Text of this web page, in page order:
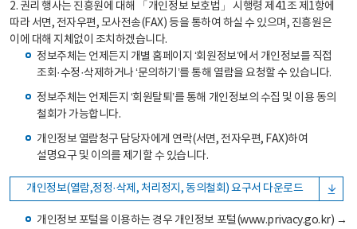
2. 권리 행사는 진흥원에 대해 「개인정보 보호법」 시행령 제41조 제1항에
따라 서면, 전자우편, 모사전송(FAX) 등을 통하여 하실 수 있으며, 진흥원은
이에 대해 지체없이 조치하겠습니다.
정보주체는 언제든지 개별 홈페이지 ‘회원정보’에서 개인정보를 직접
조회·수정·삭제하거나 ‘문의하기’를 통해 열람을 요청할 수 있습니다.
정보주체는 언제든지 ‘회원탈퇴’를 통해 개인정보의 수집 및 이용 동의
철회가 가능합니다.
개인정보 열람청구 담당자에게 연락(서면, 전자우편, FAX)하여
설명요구 및 이의를 제기할 수 있습니다.
개인정보(열람,정정·삭제, 처리정지, 동의철회) 요구서 다운로드
개인정보 포털을 이용하는 경우 개인정보 포털(www.privacy.go.kr) →